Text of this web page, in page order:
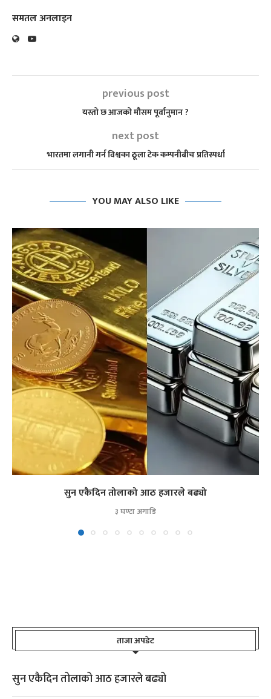
समतल अनलाइन
previous post
यस्तो छ आजको मौसम पूर्वानुमान ?
next post
भारतमा लगानी गर्न विश्वका ठूला टेक कम्पनीबीच प्रतिस्पर्धा
YOU MAY ALSO LIKE
सुन एकैदिन तोलाको आठ हजारले बढ्यो
३ घण्टा अगाडि
ताजा अपडेट
सुन एकैदिन तोलाको आठ हजारले बढ्यो